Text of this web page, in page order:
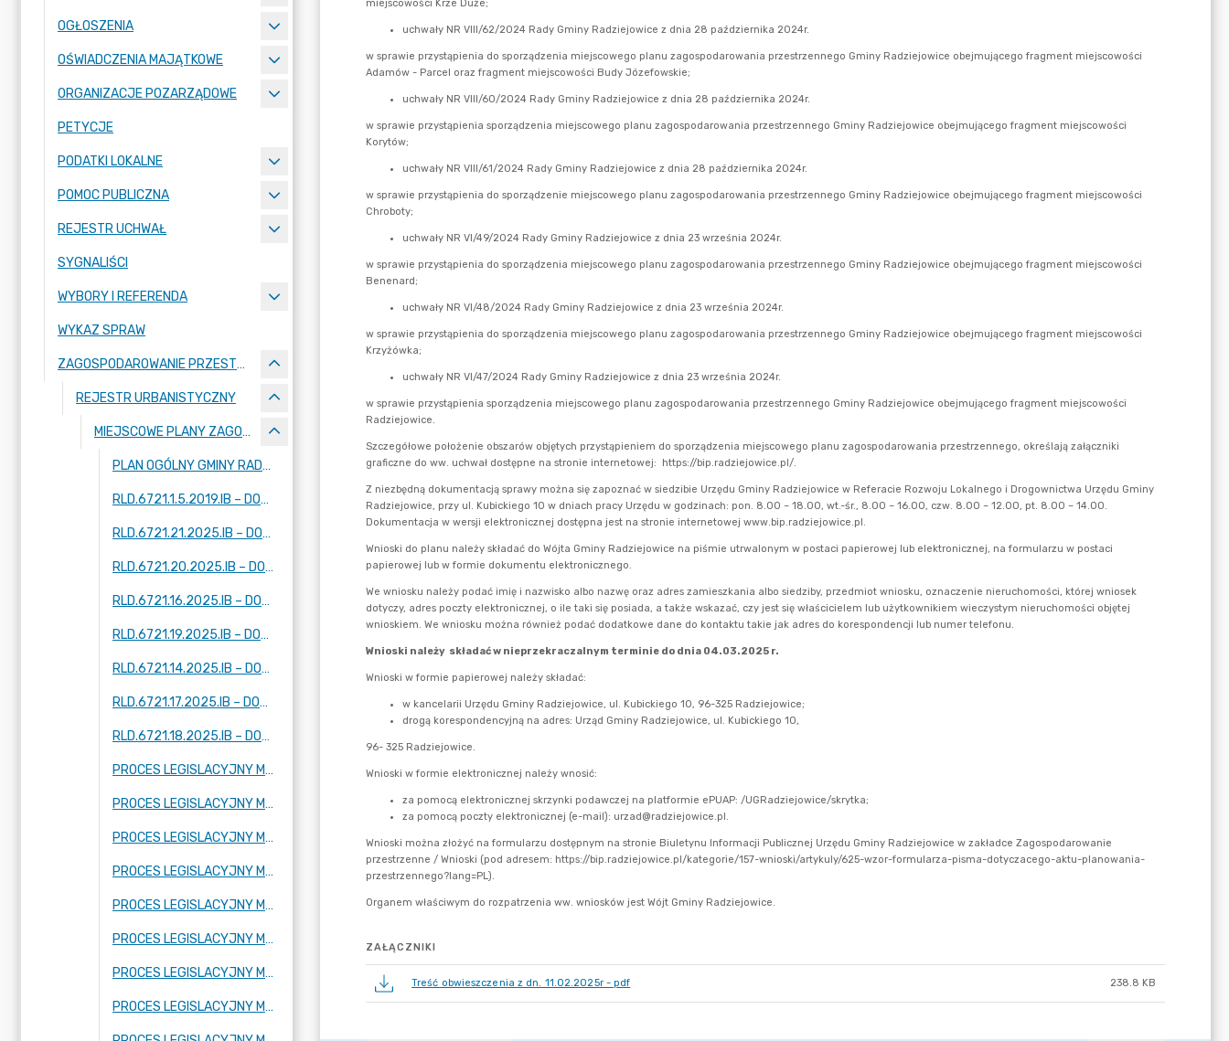
OGŁOSZENIA
OŚWIADCZENIA MAJĄTKOWE
ORGANIZACJE POZARZĄDOWE
PETYCJE
PODATKI LOKALNE
POMOC PUBLICZNA
REJESTR UCHWAŁ
SYGNALIŚCI
WYBORY I REFERENDA
WYKAZ SPRAW
ZAGOSPODAROWANIE PRZESTRZENNE
REJESTR URBANISTYCZNY
MIEJSCOWE PLANY ZAGOSPODAROWANIA PRZESTRZENNEGO - W TRAKCIE OPRACOWANIA
PLAN OGÓLNY GMINY RADZIEJOWICE
RLD.6721.1.5.2019.IB – DOTYCZY FRAGMENTÓW MIEJSCOWOŚCI: KRZE DUŻE, ADAMÓW-PARCEL, RADZIEJOWICE
RLD.6721.21.2025.IB – DOTYCZY FRAGMENTU MIEJSCOWOŚCI: ZAZDROŚĆ
RLD.6721.20.2025.IB – DOTYCZY FRAGMENTU MIEJSCOWOŚCI: RADZIEJOWICE
RLD.6721.16.2025.IB – DOTYCZY DWÓCH FRAGMENTÓW MIEJSCOWOŚCI: KUKLÓWKA ZARZECZNA
RLD.6721.19.2025.IB – DOTYCZY DWÓCH FRAGMENTÓW MIEJSCOWOŚCI: KUKLÓWKA ZARZECZNA
RLD.6721.14.2025.IB – DOTYCZY FRAGMENTU MIEJSCOWOŚCI: TARTAK BRZÓZKI, KORYTÓW (I I II) ZBOISKA, KAMIONKA
RLD.6721.17.2025.IB – DOTYCZY FRAGMENTU MIEJSCOWOŚCI: ADAMÓW -WIEŚ, KUKLÓWKA ZARZECZNA I KRZE DUŻE
RLD.6721.18.2025.IB – DOTYCZY FRAGMENTU MIEJSCOWOŚCI KUKLÓWKA ZARZECZNA.
PROCES LEGISLACYJNY MPZP OBEJMUJĄCY FRAGMENT MIEJSCOWOŚCI RADZIEJOWICE PARCEL
PROCES LEGISLACYJNY MPZP OBEJMUJĄCY FRAGMENT MIEJSCOWOŚCI BUDY MSZCZONOWSKIE
PROCES LEGISLACYJNY MPZP OBEJMUJĄCY FRAGMENT MIEJSCOWOŚCI KRZE DUŻE
PROCES LEGISLACYJNY MPZP OBEJMUJĄCY FRAGMENT MIEJSCOWOŚCI RADZIEJOWICE, FRAGMENTY MIEJSCOWOŚCI RADZIEJOWICE-PARCEL ORAZ FRAGMENTY MIEJSCOWOŚCI ZBOISKA
PROCES LEGISLACYJNY MPZP OBEJMUJĄCY FRAGMENT MIEJSCOWOŚCI SŁABOMIERZ, FRAGMENT MIEJSCOWOŚCI BUDY MSZCZONOWSKIE, FRAGMENT MIEJSCOWOŚCI KRZYŻÓWKA ORAZ FRAGMENT MIEJSCOWOŚCI ZAZDROŚĆ
PROCES LEGISLACYJNY MPZP OBEJMUJĄCY FRAGMENT MIEJSCOWOŚCI KRZE DUŻE
PROCES LEGISLACYJNY MPZP OBEJMUJĄCY FRAGMENT MIEJSCOWOŚCI ADAMÓW-WIEŚ ORAZ FRAGMENT MIEJSCOWOŚCI KUKLÓWKA RADZIEJOWICKA
PROCES LEGISLACYJNY MPZP OBEJMUJĄCY FRAGMENT MIEJSCOWOŚCI CHROBOTY
ZAŁĄCZNIKI
Treść obwieszczenia z dn. 11.02.2025r - pdf 238.8 KB